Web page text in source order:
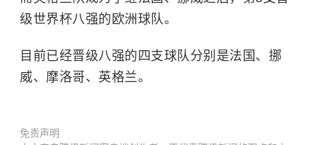
级世界杯八强的欧洲球队。
目前已经晋级八强的四支球队分别是法国、挪
威、摩洛哥、英格兰。
免责声明